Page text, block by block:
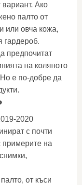
Ако
палто от
или овча кожа,
гардероб.
предпочитат
на коляното
е по-добре да
2020
с почти
примерите на
от къси